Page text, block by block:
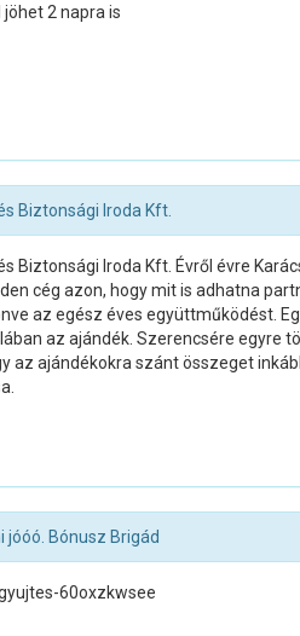
2 napra is
Biztonsági Iroda Kft.
Biztonsági Iroda Kft. Évről évre
cég azon, hogy mit is adhatna
az egész éves együttműködést.
az ajándék. Szerencsére egyre
az ajándékokra szánt összeget
jóóó. Bónusz Brigád
60oxzkwsee